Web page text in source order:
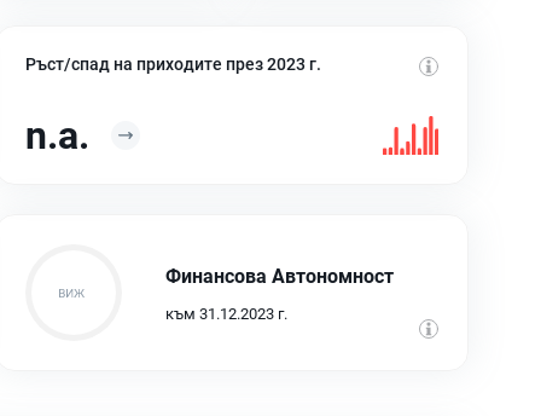
Ръст/спад на приходите през 2023 г.
n.a.
Финансова Автономност
към 31.12.2023 г.